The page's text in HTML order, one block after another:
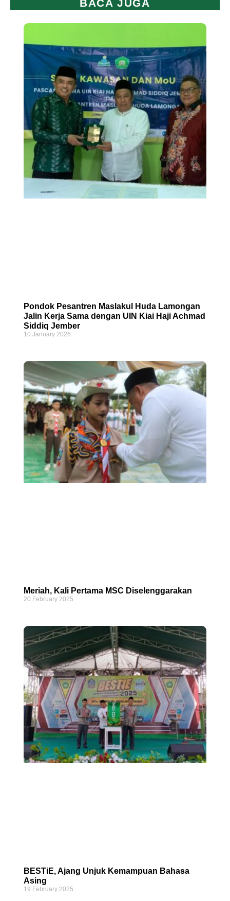
BACA JUGA
Pondok Pesantren Maslakul Huda Lamongan
Jalin Kerja Sama dengan UIN Kiai Haji Achmad
Siddiq Jember
10 January 2026
Meriah, Kali Pertama MSC Diselenggarakan
20 February 2025
BESTiE, Ajang Unjuk Kemampuan Bahasa
Asing
19 February 2025